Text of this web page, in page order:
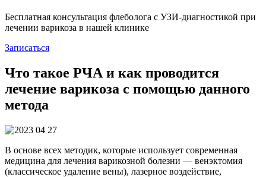
Бесплатная консультация флеболога с УЗИ-диагностикой при
лечении варикоза в нашей клинике
Записаться
Что такое РЧА и как проводится
лечение варикоза с помощью данного
метода
В основе всех методик, которые использует современная
медицина для лечения варикозной болезни — венэктомия
(классическое удаление вены), лазерное воздействие,